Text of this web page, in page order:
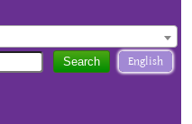
English
Search